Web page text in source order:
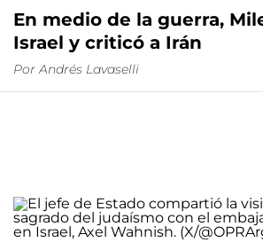
En medio de la guerra,
Israel y criticó a Irán
Por Andrés Lavaselli